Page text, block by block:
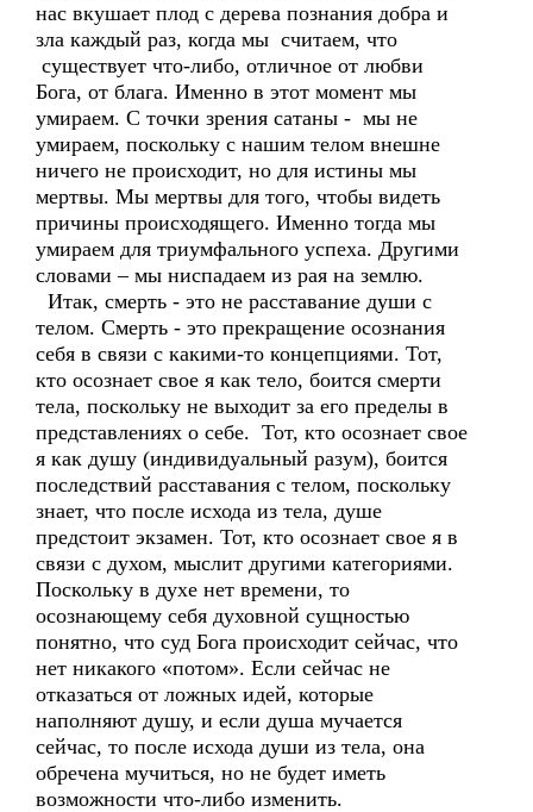
нас вкушает плод с дерева познания добра и
зла каждый раз, когда мы считаем, что
существует что-либо, отличное от любви
Бога, от блага. Именно в этот момент мы
умираем. С точки зрения сатаны - мы не
умираем, поскольку с нашим телом внешне
ничего не происходит, но для истины мы
мертвы. Мы мертвы для того, чтобы видеть
причины происходящего. Именно тогда мы
умираем для триумфального успеха. Другими
словами – мы ниспадаем из рая на землю.
Итак, смерть - это не расставание души с
телом. Смерть - это прекращение осознания
себя в связи с какими-то концепциями. Тот,
кто осознает свое я как тело, боится смерти
тела, поскольку не выходит за его пределы в
представлениях о себе. Тот, кто осознает свое
я как душу (индивидуальный разум), боится
последствий расставания с телом, поскольку
знает, что после исхода из тела, душе
предстоит экзамен. Тот, кто осознает свое я в
связи с духом, мыслит другими категориями.
Поскольку в духе нет времени, то
осознающему себя духовной сущностью
понятно, что суд Бога происходит сейчас, что
нет никакого «потом». Если сейчас не
отказаться от ложных идей, которые
наполняют душу, и если душа мучается
сейчас, то после исхода души из тела, она
обречена мучиться, но не будет иметь
возможности что-либо изменить.